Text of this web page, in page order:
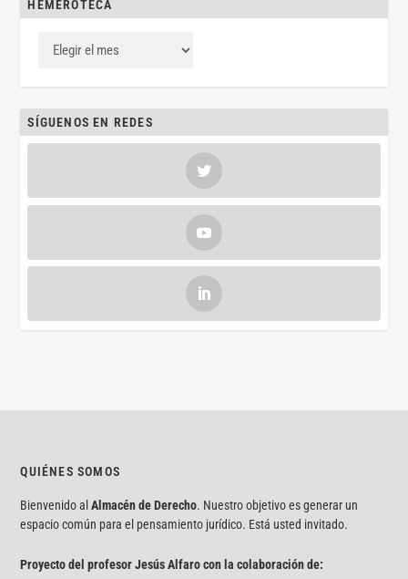
HEMEROTECA
SÍGUENOS EN REDES
QUIÉNES SOMOS
Bienvenido alAlmacén de Derecho. Nuestro objetivo es generar un
espacio común para el pensamiento jurídico. Está usted invitado.
Proyecto del profesor Jesús Alfaro con la colaboración de: